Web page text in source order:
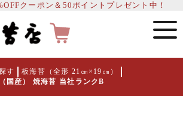
クーポン＆50ポイントプレゼント中！
す
板海苔（全形 21㎝×19㎝）
国産） 焼海苔 当社ランクB